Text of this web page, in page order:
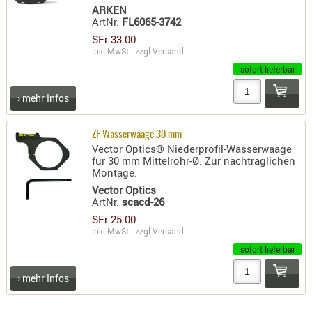
RAILS
RIEMEN
SPUHR -
SPUHR -
ARKEN
ArtNr. FL6065-3742
SFr 33.00
inkl.MwSt - zzgl.Versand
sofort lieferbar
› mehr Infos
ZF Wasserwaage 30 mm
Vector Optics® Niederprofil-Wasserwaage
für 30 mm Mittelrohr-Ø. Zur nachträglichen
Montage.
Vector Optics
ArtNr.scacd-26
SFr 25.00
inkl.MwSt - zzgl.Versand
sofort lieferbar
› mehr Infos